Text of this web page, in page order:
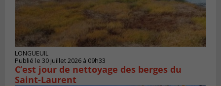
LONGUEUIL
Publié le 30 juillet 2026 à 09h33
C’est jour de nettoyage des berges du
Saint-Laurent